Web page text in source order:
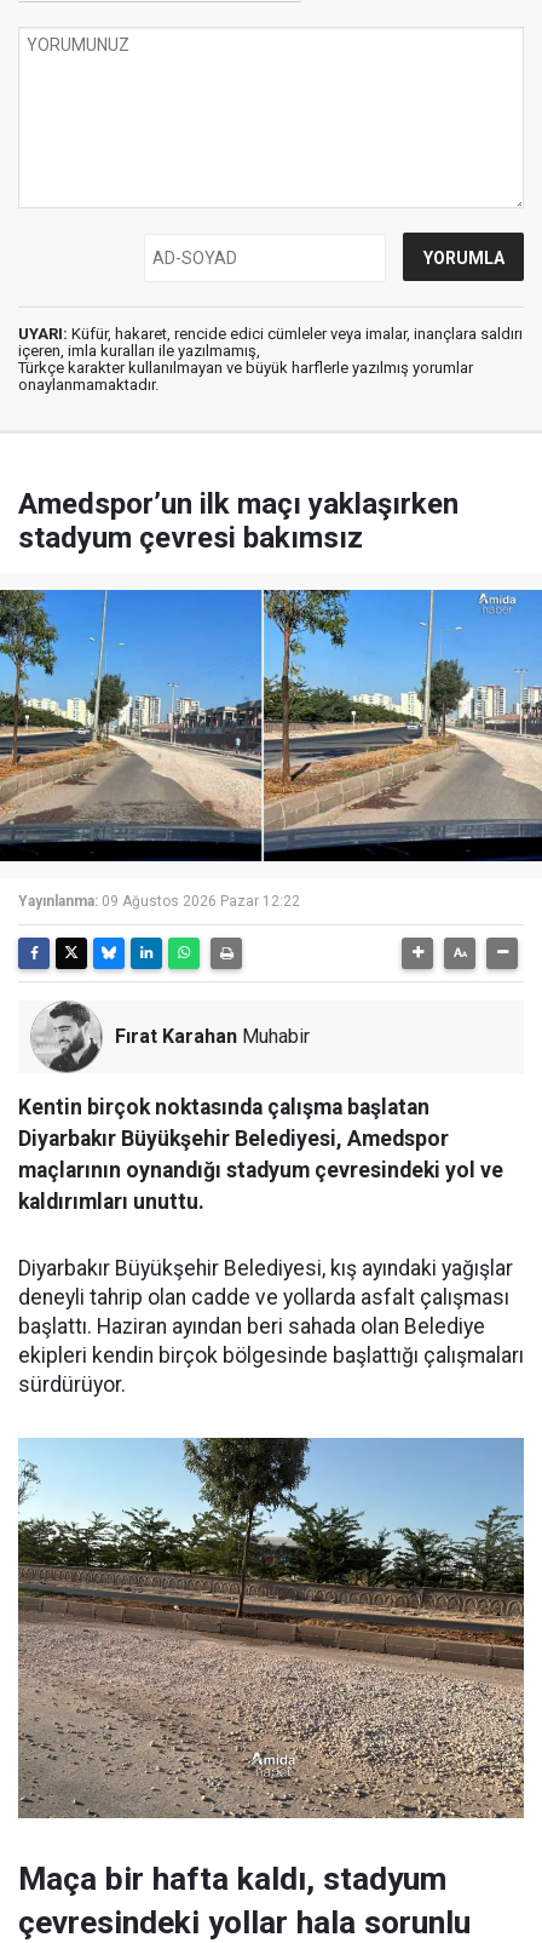
UYARI: Küfür, hakaret, rencide edici cümleler veya imalar, inançlara saldırı
içeren, imla kuralları ile yazılmamış,
Türkçe karakter kullanılmayan ve büyük harflerle yazılmış yorumlar
onaylanmamaktadır.
Amedspor’un ilk maçı yaklaşırken
stadyum çevresi bakımsız
Yayınlanma: 09 Ağustos 2026 Pazar 12:22
Fırat Karahan Muhabir
Kentin birçok noktasında çalışma başlatan
Diyarbakır Büyükşehir Belediyesi, Amedspor
maçlarının oynandığı stadyum çevresindeki yol ve
kaldırımları unuttu.
Diyarbakır Büyükşehir Belediyesi, kış ayındaki yağışlar
deneyli tahrip olan cadde ve yollarda asfalt çalışması
başlattı. Haziran ayından beri sahada olan Belediye
ekipleri kendin birçok bölgesinde başlattığı çalışmaları
sürdürüyor.
Maça bir hafta kaldı, stadyum
çevresindeki yollar hala sorunlu